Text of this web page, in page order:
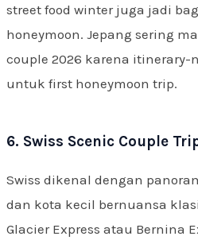
street food winter juga jadi
honeymoon. Jepang sering
couple 2026 karena itinerary-
untuk first honeymoon trip.
6. Swiss Scenic Couple
Swiss dikenal dengan
dan kota kecil bernuansa
Glacier Express atau Bernina